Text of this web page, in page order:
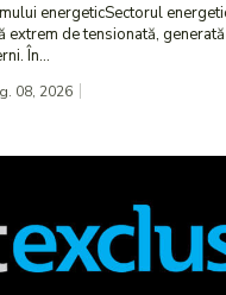
energeticSectorul
extrem de tensionată,
În...
08, 2026